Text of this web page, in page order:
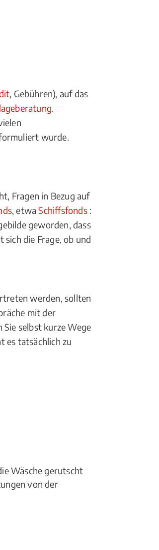
, Gebühren), auf das
.
wurde.
Fragen in Bezug auf
, etwaSchiffsfonds:
geworden, dass
die Frage, ob und
werden, sollten
mit der
selbst kurze Wege
es tatsächlich zu
Wäsche gerutscht
von der